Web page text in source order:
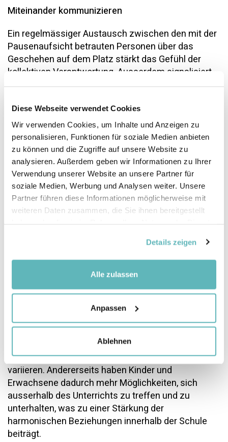
Diese Webseite verwendet Cookies
Wir verwenden Cookies, um Inhalte und Anzeigen zu
personalisieren, Funktionen für soziale Medien anbieten
zu können und die Zugriffe auf unsere Website zu
analysieren. Außerdem geben wir Informationen zu Ihrer
Verwendung unserer Website an unsere Partner für
soziale Medien, Werbung und Analysen weiter. Unsere
Partner führen diese Informationen möglicherweise mit
weiteren Daten zusammen, die Sie ihnen bereitgestellt
Details zeigen
Alle zulassen
Anpassen
Ablehnen
Miteinander kommunizieren
Ein regelmässiger Austausch zwischen den mit der
Pausenaufsicht betrauten Personen über das
Geschehen auf dem Platz stärkt das Gefühl der
kollektiven Verantwortung. Ausserdem signalisiert
Bei diesem Austausch geht es auch um ungeklärte
Fragen, neue Herausforderungen oder
wiederkehrende Probleme. Er hilft, rascher zu
erkennen, was gut funktioniert und welche Regeln
gegebenenfalls angepasst oder geändert werden
sollten.
Ein gemeinsamesLogbuchermöglicht es, die
einzelnen Beobachtungen festzuhalten. Wichtig
(siehe
. Darüber hinaus kann auch
eine/ein «Pausenplatzbeauftragte/r» als
Ansprechperson bei Problemen bestimmt werden.
Turnus für die Pausenplatzaufsicht organisieren
Ein Turnus bei der Pausenplatzaufsicht hat zwei
wesentliche Vorteile: Einerseits kann es für jede mit
der Aufsicht betraute Person interessant sein, die
Zeiten und die zu beaufsichtigenden Bereiche zu
variieren. Andererseits haben Kinder und
Erwachsene dadurch mehr Möglichkeiten, sich
ausserhalb des Unterrichts zu treffen und zu
unterhalten, was zu einer Stärkung der
harmonischen Beziehungen innerhalb der Schule
beiträgt.